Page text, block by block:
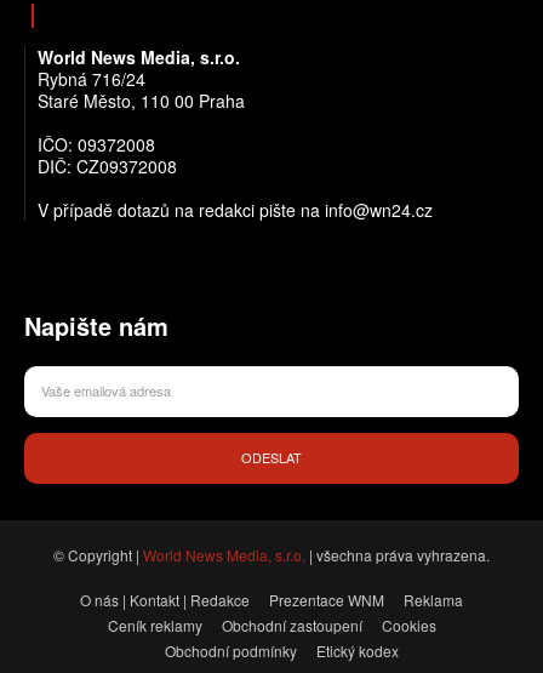
World News Media, s.r.o.
Rybná 716/24
Staré Město, 110 00 Praha
IČO: 09372008
DIČ: CZ09372008
V případě dotazů na redakci pište na info@wn24.cz
Napište nám
ODESLAT
© Copyright | World News Media, s.r.o. | všechna práva vyhrazena.
O nás | Kontakt | Redakce Prezentace WNM
Reklama
Ceník reklamy
Obchodní zastoupení
Cookies
Obchodní podmínky
Etický kodex